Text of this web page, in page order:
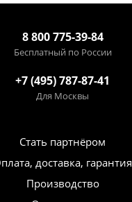
8 800 775-39-84
Бесплатный по России
+7 (495) 787-87-41
Для Москвы
Стать партнёром
доставка, гарантия
Производство